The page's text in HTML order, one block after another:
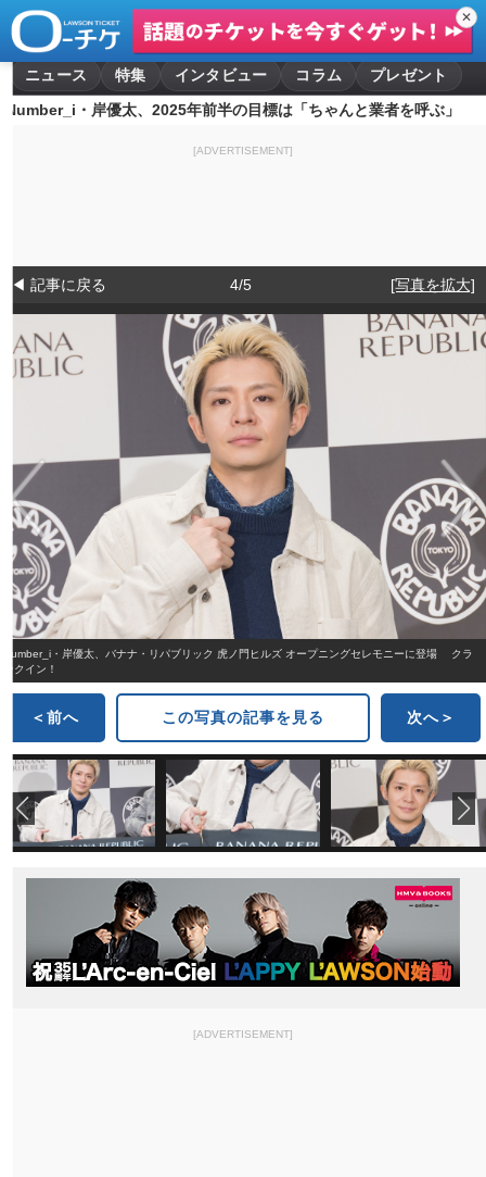
✕
ニュース 特集 インタビュー コラム
プレゼント
Number_i・岸優太、2025年前半の目標は「ちゃんと業者を呼ぶ」
[ADVERTISEMENT]
◀ 記事に戻る 4/5 [写真を拡大]
Number_i・岸優太、バナナ・リパブリック 虎ノ門ヒルズ オープニングセレモニーに登場 クラ
ンクイン！
＜前へ この写真の記事を見る 次へ＞
[ADVERTISEMENT]